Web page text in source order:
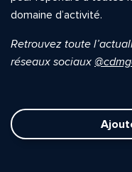
domaine d’activité.
Retrouvez toute
réseaux sociaux